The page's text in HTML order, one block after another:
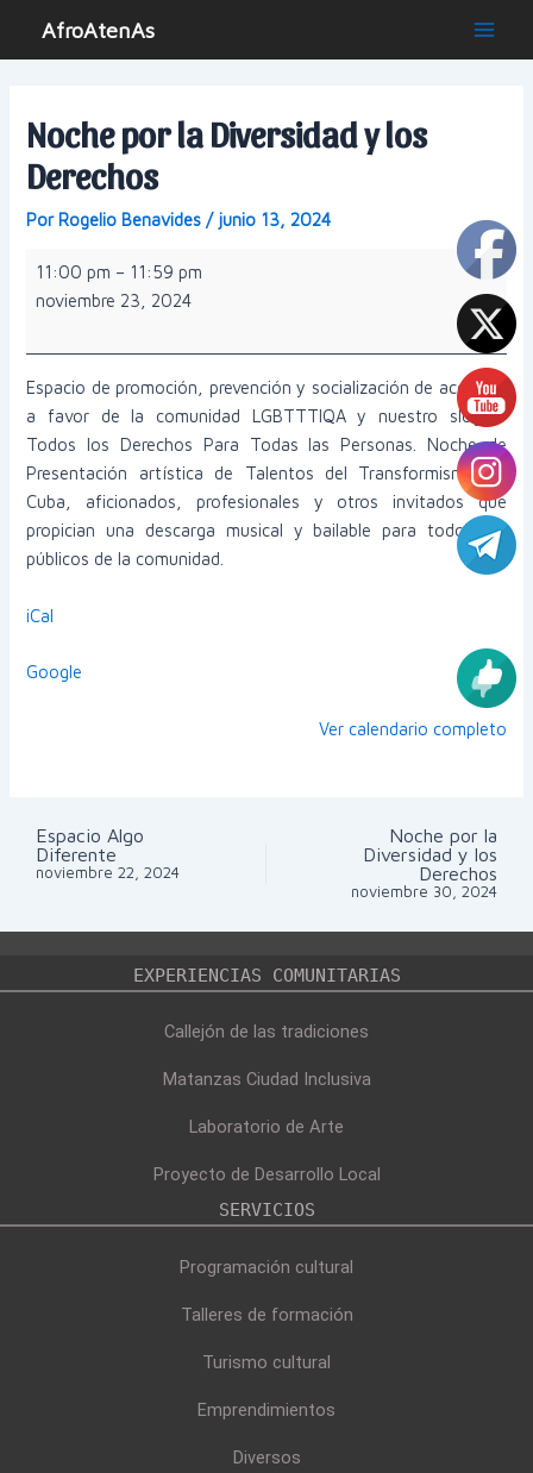
AfroAtenAs
Main
Noche por la Diversidad y los
Derechos
Por Rogelio Benavides / junio 13, 2024
Noche
y
Derechos
11:00 pm – 11:59 pm
noviembre 23, 2024
Espacio de promoción, prevención y socialización de acciones
a favor de la comunidad LGBTTTIQA y nuestro slogan:
Todos los Derechos Para Todas las Personas. Noche de
Presentación artística de Talentos del Transformismo en
Cuba, aficionados, profesionales y otros invitados que
propician una descarga musical y bailable para todos los
públicos de la comunidad.
iCal
Google
Ver calendario completo
Navegación
Espacio Algo
Diferente
noviembre 22, 2024
Noche por la
Diversidad y los
Derechos
noviembre 30, 2024
EXPERIENCIAS COMUNITARIAS
Callejón de las tradiciones
Matanzas Ciudad Inclusiva
Laboratorio de Arte
Proyecto de Desarrollo Local
SERVICIOS
Programación cultural
Talleres de formación
Turismo cultural
Emprendimientos
Diversos